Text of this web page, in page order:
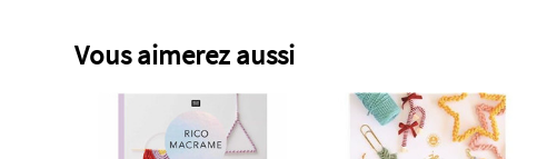
Vous aimerez aussi